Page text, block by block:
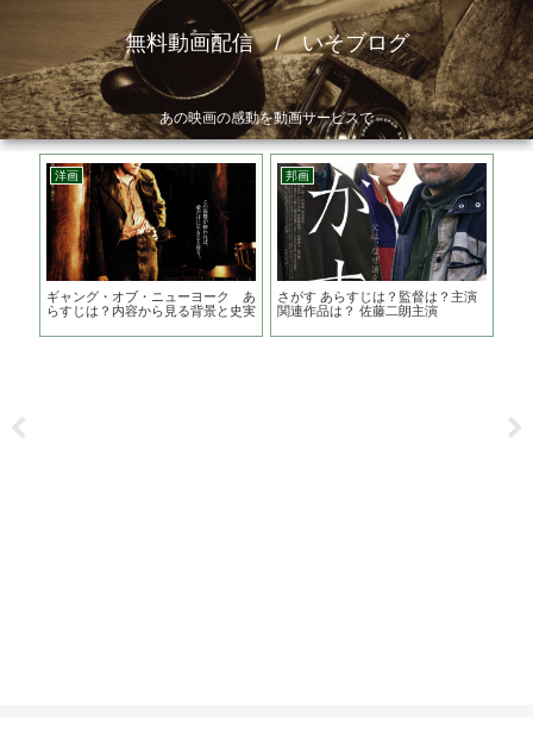
無料動画配信 / いそブログ
あの映画の感動を動画サービスで
洋画
ギャング・オブ・ニューヨーク あ
らすじは？内容から見る背景と史実
邦画
さがす あらすじは？監督は？主演
関連作品は？ 佐藤二朗主演